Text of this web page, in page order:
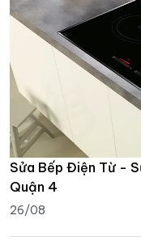
Sửa Bếp Điện Từ -
Quận 4
26/08